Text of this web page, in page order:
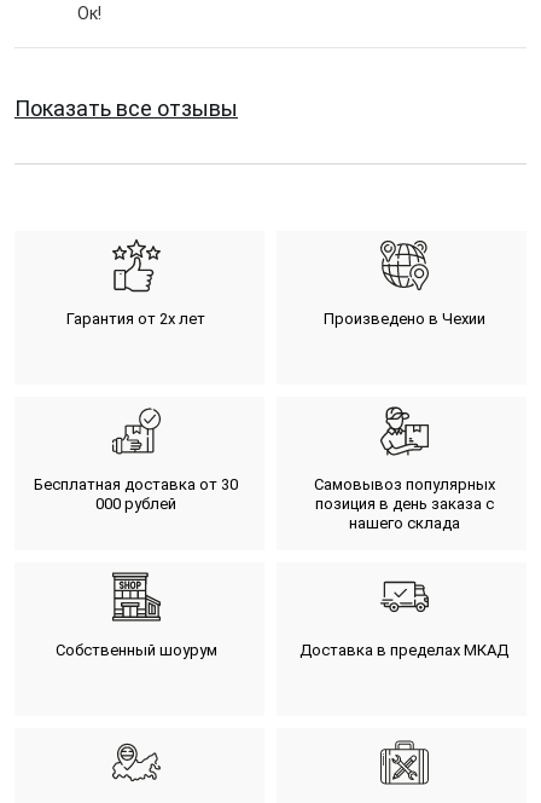
Ок!
Показать все отзывы
Гарантия от 2х лет Произведено в Чехии
Бесплатная доставка от 30
000 рублей
Самовывоз популярных
позиция в день заказа с
нашего склада
Собственный шоурум Доставка в пределах МКАД